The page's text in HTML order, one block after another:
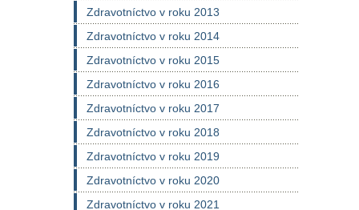
Zdravotníctvo v roku 2013
Zdravotníctvo v roku 2014
Zdravotníctvo v roku 2015
Zdravotníctvo v roku 2016
Zdravotníctvo v roku 2017
Zdravotníctvo v roku 2018
Zdravotníctvo v roku 2019
Zdravotníctvo v roku 2020
Zdravotníctvo v roku 2021